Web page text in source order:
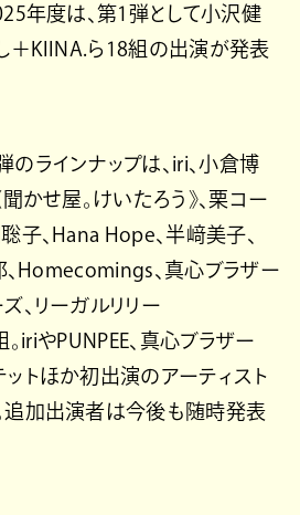
年度は、第1弾として小沢健
＋KIINA.ら18組の出演が発表
ラインナップは、iri、⼩倉博
聞かせ屋。けいたろう》、栗コー
⼦、Hana Hope、半﨑美⼦、
、Homecomings、真⼼ブラザー
、リーガルリリー
iriやPUNPEE、真⼼ブラザー
ットほか初出演のアーティスト
追加出演者は今後も随時発表